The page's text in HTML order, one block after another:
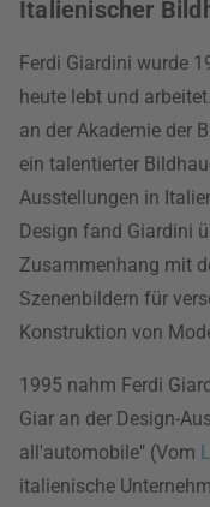
Italienischer
Ferdi Giardini wurde
heute lebt und
an der Akademie der
ein talentierter
Ausstellungen in
Design fand Giardini
Zusammenhang mit
Szenenbildern für
Konstruktion von
1995 nahm Ferdi
Giar an der Design-
all'automobile" (Vom
italienische